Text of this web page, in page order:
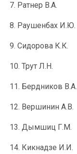
7. Ратнер В.А.
8. Раушенбах И.Ю.
9. Сидорова К.К.
10. Трут Л.Н.
11. Бердников В.А.
12. Вершинин А.В.
13. Дымшиц Г.М.
14. Кикнадзе И.И.